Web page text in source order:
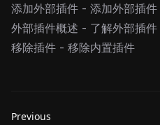
添加外部插件 - 添加外部插件
外部插件概述 - 了解外部插件
移除插件 - 移除内置插件
Previous